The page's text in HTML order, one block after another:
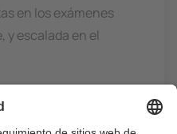
en los exámenes
y escalada en el
será: